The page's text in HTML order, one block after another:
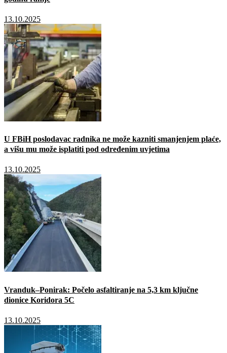
13.10.2025
U FBiH poslodavac radnika ne može kazniti smanjenjem plaće,
a višu mu može isplatiti pod određenim uvjetima
13.10.2025
Vranduk–Ponirak: Počelo asfaltiranje na 5,3 km ključne
dionice Koridora 5C
13.10.2025